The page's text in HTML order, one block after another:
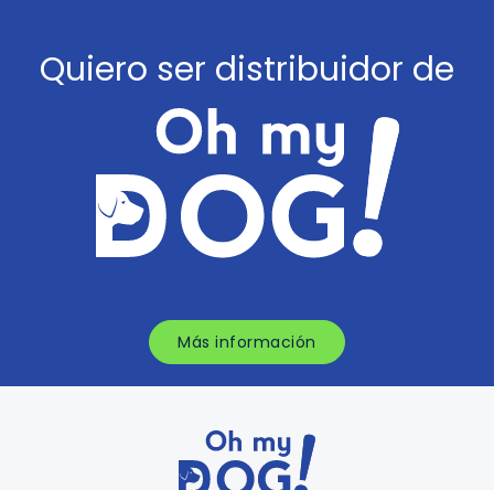
Quiero ser distribuidor de
Más información